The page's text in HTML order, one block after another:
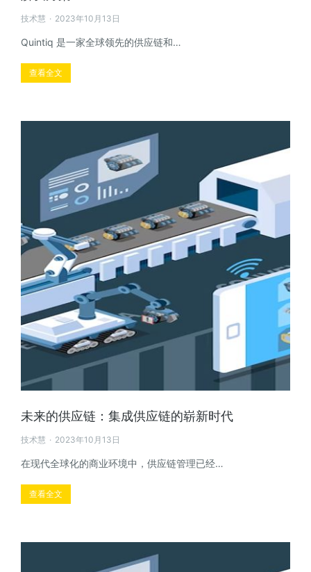
技术慧 2023年10月13日
Quintiq 是一家全球领先的供应链和…
查看全文
未来的供应链：集成供应链的崭新时代
技术慧 2023年10月13日
在现代全球化的商业环境中，供应链管理已经…
查看全文